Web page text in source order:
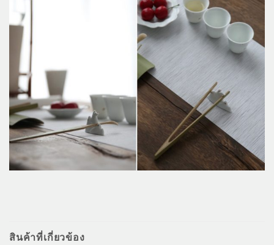
สินค้าที่เกี่ยวข้อง